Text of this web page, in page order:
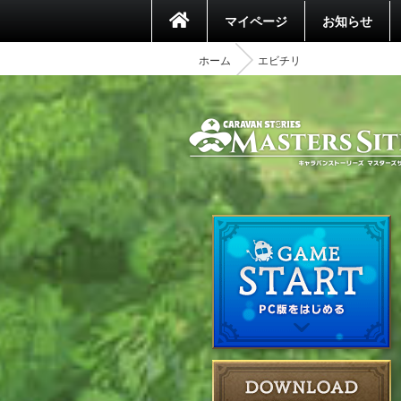
マイページ お知らせ
ホーム エビチリ